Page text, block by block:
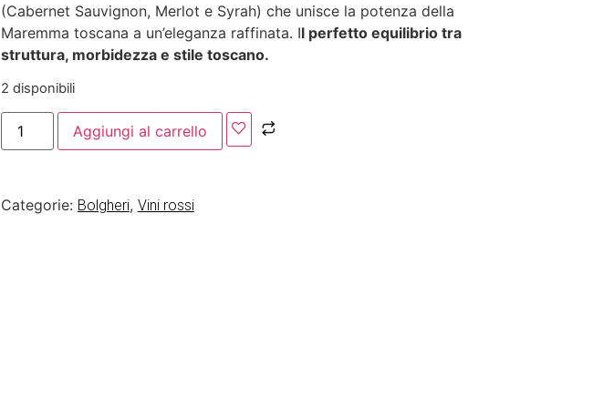
(Cabernet Sauvignon, Merlot e Syrah) che unisce la potenza della
Maremma toscana a un’eleganza raffinata. Il perfetto equilibrio tra
struttura, morbidezza e stile toscano.
2 disponibili
Aggiungi al carrello
Categorie: Bolgheri, Vini rossi